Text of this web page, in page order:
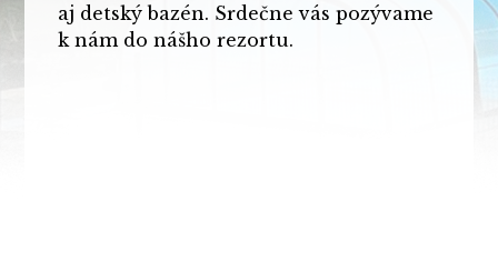
aj detský bazén. Srdečne vás pozývame
k nám do nášho rezortu.